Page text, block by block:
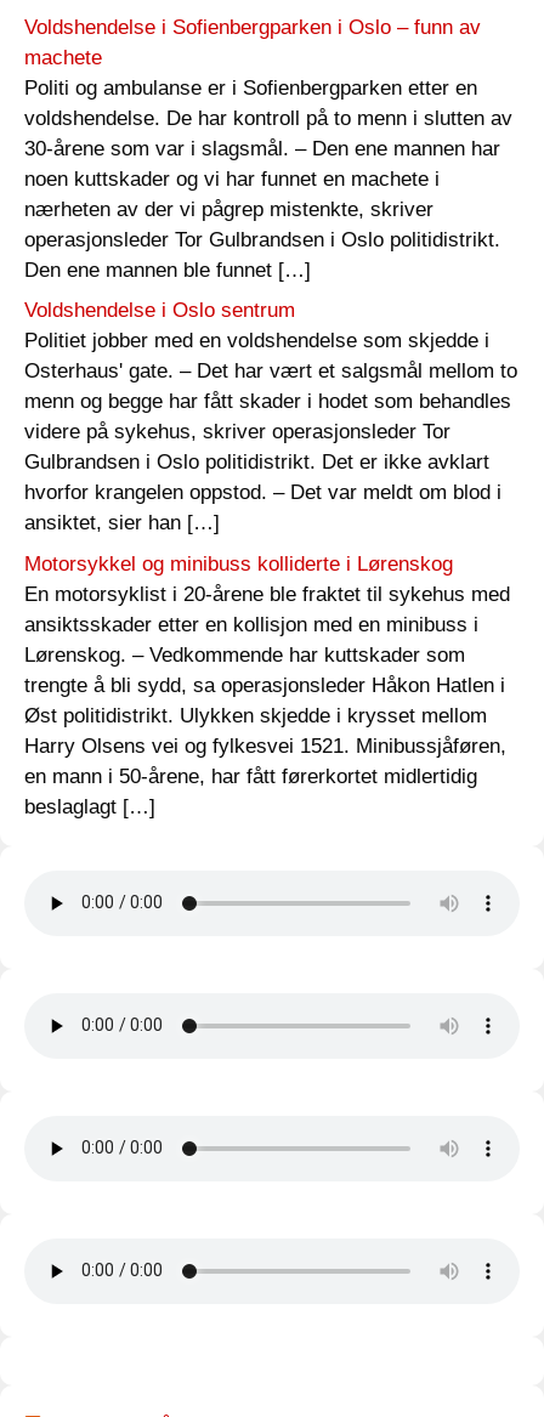
Voldshendelse i Sofienbergparken i Oslo – funn av
machete
Politi og ambulanse er i Sofienbergparken etter en
voldshendelse. De har kontroll på to menn i slutten av
30-årene som var i slagsmål. – Den ene mannen har
noen kuttskader og vi har funnet en machete i
nærheten av der vi pågrep mistenkte, skriver
operasjonsleder Tor Gulbrandsen i Oslo politidistrikt.
Den ene mannen ble funnet […]
Voldshendelse i Oslo sentrum
Politiet jobber med en voldshendelse som skjedde i
Osterhaus' gate. – Det har vært et salgsmål mellom to
menn og begge har fått skader i hodet som behandles
videre på sykehus, skriver operasjonsleder Tor
Gulbrandsen i Oslo politidistrikt. Det er ikke avklart
hvorfor krangelen oppstod. – Det var meldt om blod i
ansiktet, sier han […]
Motorsykkel og minibuss kolliderte i Lørenskog
En motorsyklist i 20-årene ble fraktet til sykehus med
ansiktsskader etter en kollisjon med en minibuss i
Lørenskog. – Vedkommende har kuttskader som
trengte å bli sydd, sa operasjonsleder Håkon Hatlen i
Øst politidistrikt. Ulykken skjedde i krysset mellom
Harry Olsens vei og fylkesvei 1521. Minibussjåføren,
en mann i 50-årene, har fått førerkortet midlertidig
beslaglagt […]